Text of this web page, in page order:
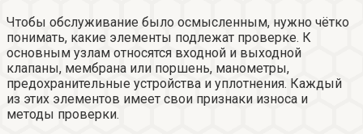
Чтобы обслуживание было осмысленным, нужно чётко
понимать, какие элементы подлежат проверке. К
основным узлам относятся входной и выходной
клапаны, мембрана или поршень, манометры,
предохранительные устройства и уплотнения. Каждый
из этих элементов имеет свои признаки износа и
методы проверки.